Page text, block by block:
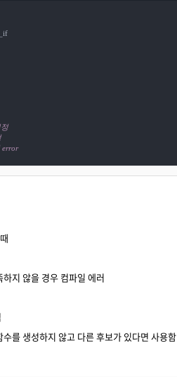
error
지 않을 경우 컴파일 에러
수를 생성하지 않고 다른 후보가 있다면 사용함